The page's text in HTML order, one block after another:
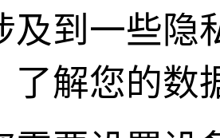
及到一些隐
了解您的数